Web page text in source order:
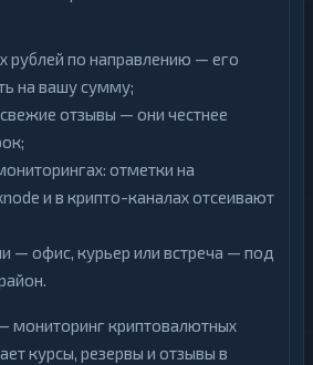
рублей по направлению — его
на вашу сумму;
отзывы — они честнее
отметки на
и в крипто-каналах отсеивают
— офис, курьер или встреча — под
мониторинг криптовалютных
курсы, резервы и отзывы в